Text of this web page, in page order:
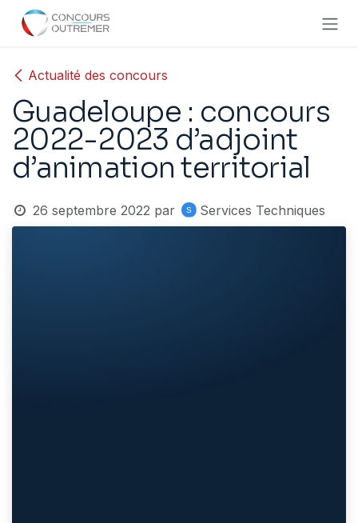
Se rendre au contenu
Actualité des concours
Guadeloupe : concours
2022-2023 d’adjoint
d’animation territorial
26 septembre 2022 par Services Techniques